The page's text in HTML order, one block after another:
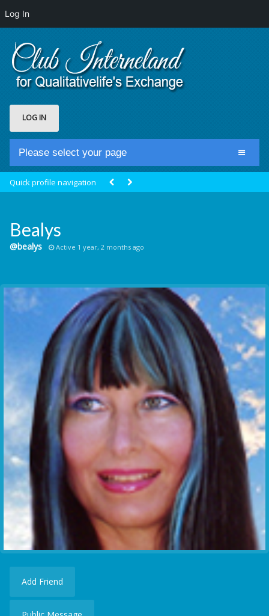
Log In
LOG IN
Please select your page
Groups
Communication Point
Cristal Temple
Meeting Point
The Yacht Club
Quick profile navigation
Bealys
@bealys Active 1 year, 2 months ago
Add Friend